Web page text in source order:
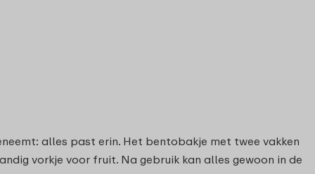
alles past erin. Het bentobakje met twee vakken
vorkje voor fruit. Na gebruik kan alles gewoon in de